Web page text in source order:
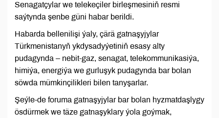
Senagatçylar we telekeçiler birleşmesiniň resmi
saýtynda şenbe güni habar berildi.
Habarda bellenilişi ýaly, çärä gatnaşyjylar
Türkmenistanyň ykdysadyýetiniň esasy alty
pudagynda – nebit-gaz, senagat, telekommunikasiýa,
himiýa, energiýa we gurluşyk pudagynda bar bolan
söwda mümkinçilikleri bilen tanyşarlar.
Şeýle-de foruma gatnaşyjylar bar bolan hyzmatdaşlygy
ösdürmek we täze gatnaşyklary ýola goýmak,